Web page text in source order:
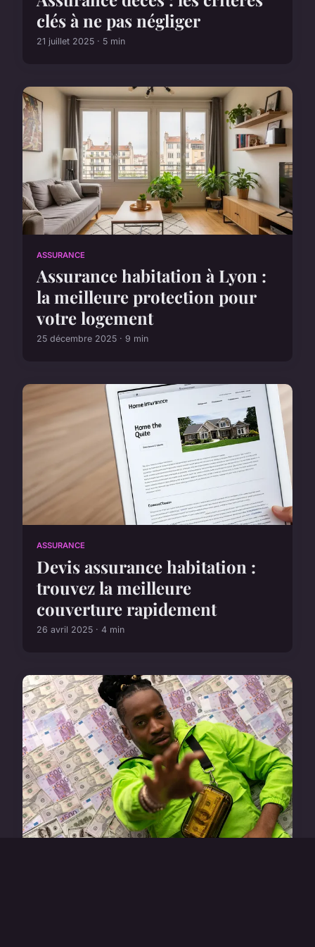
clés à ne pas négliger
21 juillet 2025 · 5 min
ASSURANCE
Assurance habitation à Lyon :
la meilleure protection pour
votre logement
25 décembre 2025 · 9 min
ASSURANCE
Devis assurance habitation :
trouvez la meilleure
couverture rapidement
26 avril 2025 · 4 min